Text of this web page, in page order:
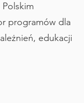
programów dla
edukacji